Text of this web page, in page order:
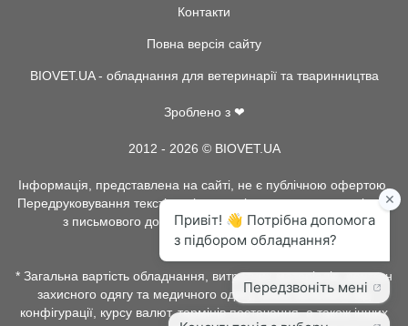
Контакти
Повна версія сайту
BIOVET.UA - обладнання для ветеринарії та тваринництва
Зроблено з ❤
2012 - 2026 © BIOVET.UA
Інформація, представлена на сайті, не є публічною офертою.
Передруковування текстів та інше копіювання, можливо тільки
з письмового дозволу адміністрації BIOVET.UA.
* Загальна вартість обладнання, витратних матеріалів, рентген
захисного одягу та медичного одягу, може залежати від
конфігурації, курсу валют, термінів постачання, а також інших